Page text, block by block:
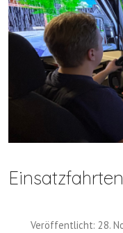
Veröffentlicht: 28.